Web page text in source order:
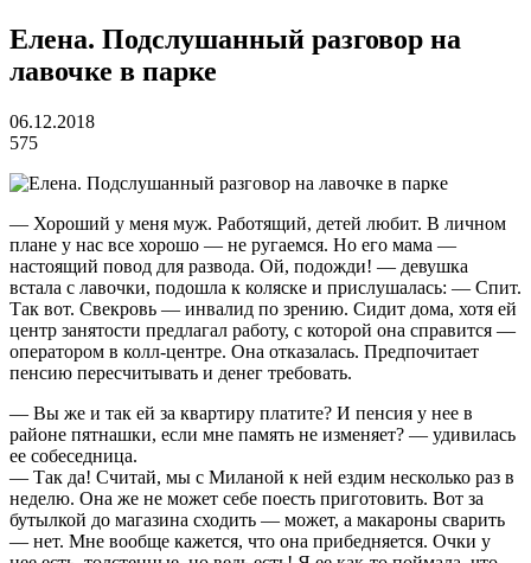
Елена. Подслушанный разговор на
лавочке в парке
06.12.2018
575
— Хороший у меня муж. Работящий, детей любит. В личном
плане у нас все хорошо — не ругаемся. Но его мама —
настоящий повод для развода. Ой, подожди! — девушка
встала с лавочки, подошла к коляске и прислушалась: — Спит.
Так вот. Свекровь — инвалид по зрению. Сидит дома, хотя ей
центр занятости предлагал работу, с которой она справится —
оператором в колл-центре. Она отказалась. Предпочитает
пенсию пересчитывать и денег требовать.
— Вы же и так ей за квартиру платите? И пенсия у нее в
районе пятнашки, если мне память не изменяет? — удивилась
ее собеседница.
— Так да! Считай, мы с Миланой к ней ездим несколько раз в
неделю. Она же не может себе поесть приготовить. Вот за
бутылкой до магазина сходить — может, а макароны сварить
— нет. Мне вообще кажется, что она прибедняется. Очки у